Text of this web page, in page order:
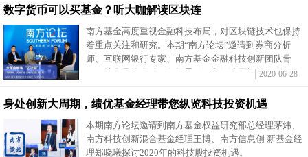
数字货币可以买基金？听大咖解读区块连
南方基金高度重视金融科技布局，对区块链技术也保持
着重点关注和研究。本期“南方论坛”邀请到券商分析
师、互联网银行专家、南方基金金融科技创新团队骨
干，结合具体金融服务场景，深入解读区块链。2020-06-28
身处创新大周期，绩优基金经理带您纵览科技投资机遇
本期南方论坛邀请到南方基金权益研究部总经理茅炜、
南方科技创新混合基金经理王博、南方信息创 新基金经
理郑晓曦探讨2020年的科技股投资机遇。